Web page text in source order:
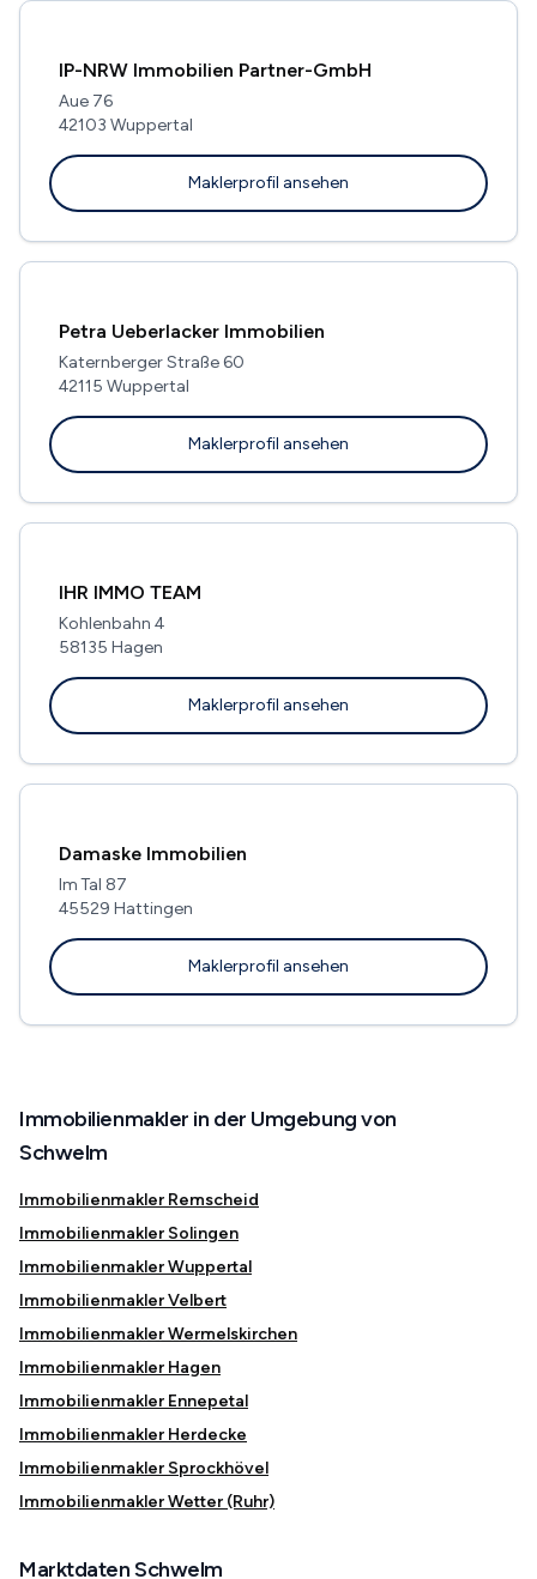
IP-NRW Immobilien Partner-GmbH
Aue 76
42103 Wuppertal
Maklerprofil ansehen
Petra Ueberlacker Immobilien
Katernberger Straße 60
42115 Wuppertal
Maklerprofil ansehen
IHR IMMO TEAM
Kohlenbahn 4
58135 Hagen
Maklerprofil ansehen
Damaske Immobilien
Im Tal 87
45529 Hattingen
Maklerprofil ansehen
Immobilienmakler in der Umgebung von
Schwelm
Immobilienmakler Remscheid
Immobilienmakler Solingen
Immobilienmakler Wuppertal
Immobilienmakler Velbert
Immobilienmakler Wermelskirchen
Immobilienmakler Hagen
Immobilienmakler Ennepetal
Immobilienmakler Herdecke
Immobilienmakler Sprockhövel
Immobilienmakler Wetter (Ruhr)
Marktdaten Schwelm